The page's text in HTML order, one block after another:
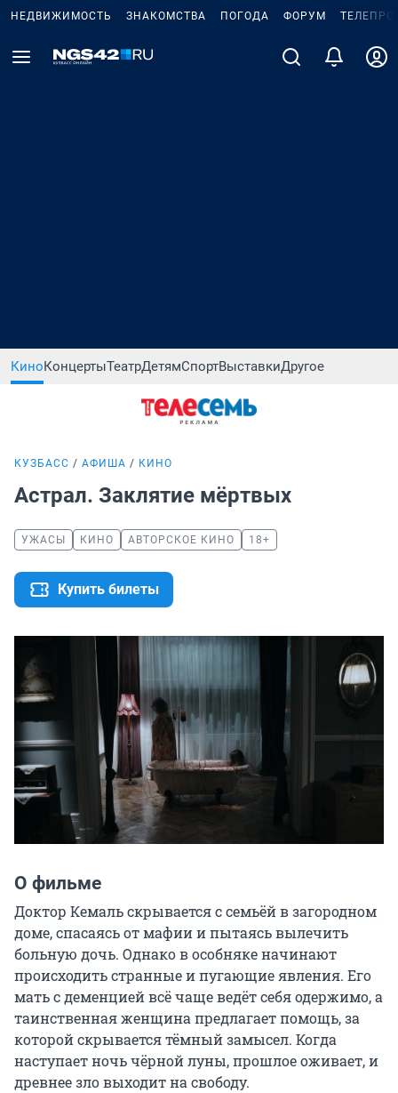
НЕДВИЖИМОСТЬ ЗНАКОМСТВА ПОГОДА ФОРУМ
КиноКонцертыТеатрДетямСпортВыставкиДругое
КУЗБАСС АФИША КИНО
Астрал. Заклятие мёртвых
УЖАСЫ КИНО АВТОРСКОЕ КИНО 18+
Купить билеты
О фильме
Доктор Кемаль скрывается с семьёй в загородном
доме, спасаясь от мафии и пытаясь вылечить
больную дочь. Однако в особняке начинают
происходить странные и пугающие явления. Его
мать с деменцией всё чаще ведёт себя одержимо, а
таинственная женщина предлагает помощь, за
которой скрывается тёмный замысел. Когда
наступает ночь чёрной луны, прошлое оживает, и
древнее зло выходит на свободу.